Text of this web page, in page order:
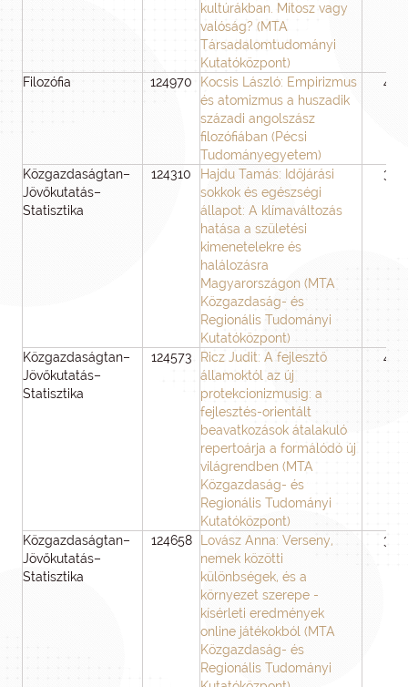
kultúrákban. Mítosz vagy
valóság? (MTA
Társadalomtudományi
Kutatóközpont)
Filozófia 124970
Kocsis László: Empirizmus
és atomizmus a huszadik
századi angolszász
filozófiában (Pécsi
Tudományegyetem)
48
Közgazdaságtan–
Jövőkutatás–
Statisztika
124310
Hajdu Tamás: Időjárási
sokkok és egészségi
állapot: A klímaváltozás
hatása a születési
kimenetelekre és
halálozásra
Magyarországon (MTA
Közgazdaság- és
Regionális Tudományi
Kutatóközpont)
36
Közgazdaságtan–
Jövőkutatás–
Statisztika
124573
Ricz Judit: A fejlesztő
államoktól az új
protekcionizmusig: a
fejlesztés-orientált
beavatkozások átalakuló
repertoárja a formálódó új
világrendben (MTA
Közgazdaság- és
Regionális Tudományi
Kutatóközpont)
48
Közgazdaságtan–
Jövőkutatás–
Statisztika
124658
Lovász Anna: Verseny,
nemek közötti
különbségek, és a
környezet szerepe -
kísérleti eredmények
online játékokból (MTA
Közgazdaság- és
Regionális Tudományi
36